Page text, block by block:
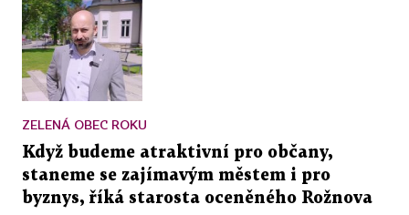
ZELENÁ OBEC ROKU
Když budeme atraktivní pro občany,
staneme se zajímavým městem i pro
byznys, říká starosta oceněného Rožnova